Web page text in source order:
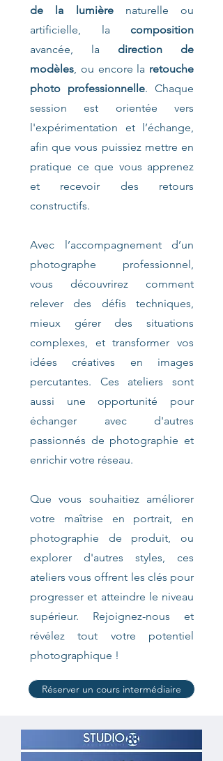
de la lumière naturelle ou
artificielle, la composition
avancée, la direction de
modèles, ou encore la retouche
photo professionnelle. Chaque
session est orientée vers
l'expérimentation et l’échange,
afin que vous puissiez mettre en
pratique ce que vous apprenez
et recevoir des retours
constructifs.
Avec l’accompagnement d’un
photographe professionnel,
vous découvrirez comment
relever des défis techniques,
mieux gérer des situations
complexes, et transformer vos
idées créatives en images
percutantes. Ces ateliers sont
aussi une opportunité pour
échanger avec d'autres
passionnés de photographie et
enrichir votre réseau.
Que vous souhaitiez améliorer
votre maîtrise en portrait, en
photographie de produit, ou
explorer d'autres styles, ces
ateliers vous offrent les clés pour
progresser et atteindre le niveau
supérieur. Rejoignez-nous et
révélez tout votre potentiel
photographique !
Réserver un cours intermédiaire